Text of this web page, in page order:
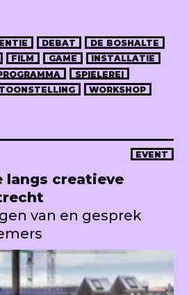
DEBAT
DE BOSHALTE
FILM GAME
INSTALLATIE
SPIELEREI
WORKSHOP
EVENT
langs creatieve
van en gesprek